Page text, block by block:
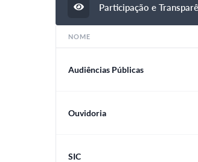
Participação e
NOME
Audiências Públicas
Ouvidoria
SIC